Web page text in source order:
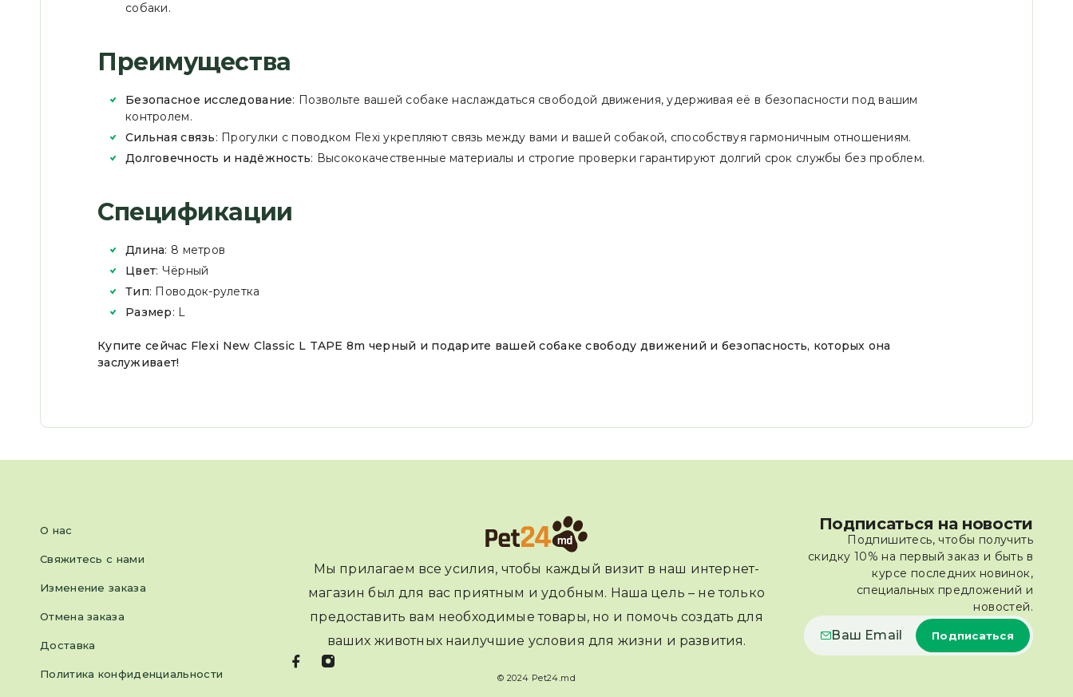
собаки.
Преимущества
Безопасное исследование: Позвольте вашей собаке наслаждаться свободой движения, удерживая её в безопасности под вашим
контролем.
Сильная связь: Прогулки с поводком Flexi укрепляют связь между вами и вашей собакой, способствуя гармоничным отношениям.
Долговечность и надёжность: Высококачественные материалы и строгие проверки гарантируют долгий срок службы без проблем.
Спецификации
Длина: 8 метров
Цвет: Чёрный
Тип: Поводок-рулетка
Размер: L
Купите сейчас Flexi New Classic L TAPE 8m черный и подарите вашей собаке свободу движений и безопасность, которых она
заслуживает!
О нас
Свяжитесь с нами
Изменение заказа
Отмена заказа
Доставка
Политика конфиденциальности
Мы прилагаем все усилия, чтобы каждый визит в наш интернет-
магазин был для вас приятным и удобным. Наша цель – не только
предоставить вам необходимые товары, но и помочь создать для
ваших животных наилучшие условия для жизни и развития.
© 2024 Pet24.md
Подписаться на новости
Подпишитесь, чтобы получить
скидку 10% на первый заказ и быть в
курсе последних новинок,
специальных предложений и
новостей.